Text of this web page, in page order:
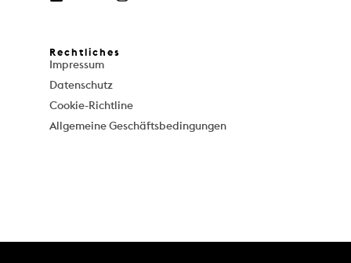
Rechtliches
Impressum
Datenschutz
Cookie-Richtline
Allgemeine Geschäftsbedingungen